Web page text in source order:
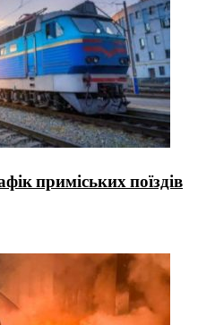
приміських поїздів